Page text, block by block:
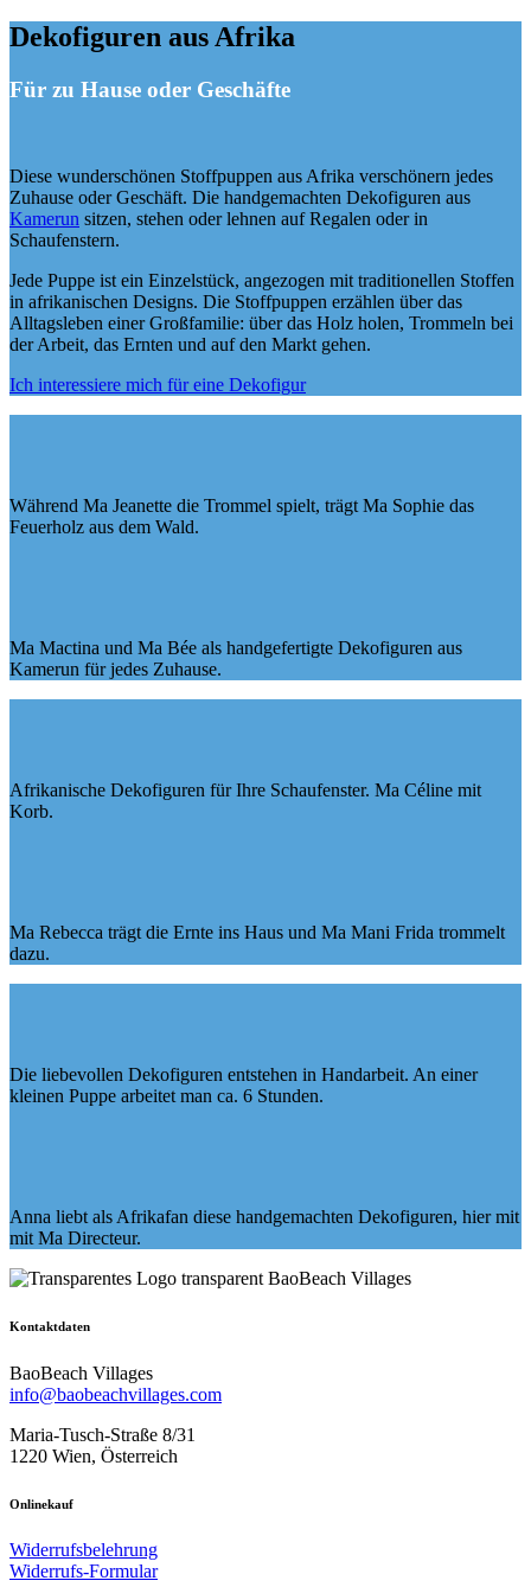
Dekofiguren aus Afrika
Für zu Hause oder Geschäfte
Diese wunderschönen Stoffpuppen aus Afrika verschönern jedes
Zuhause oder Geschäft. Die handgemachten Dekofiguren aus
Kamerun sitzen, stehen oder lehnen auf Regalen oder in
Schaufenstern.
Jede Puppe ist ein Einzelstück, angezogen mit traditionellen Stoffen
in afrikanischen Designs. Die Stoffpuppen erzählen über das
Alltagsleben einer Großfamilie: über das Holz holen, Trommeln bei
der Arbeit, das Ernten und auf den Markt gehen.
Ich interessiere mich für eine Dekofigur
Während Ma Jeanette die Trommel spielt, trägt Ma Sophie das
Feuerholz aus dem Wald.
Ma Mactina und Ma Bée als handgefertigte Dekofiguren aus
Kamerun für jedes Zuhause.
Afrikanische Dekofiguren für Ihre Schaufenster. Ma Céline mit
Korb.
Ma Rebecca trägt die Ernte ins Haus und Ma Mani Frida trommelt
dazu.
Die liebevollen Dekofiguren entstehen in Handarbeit. An einer
kleinen Puppe arbeitet man ca. 6 Stunden.
Anna liebt als Afrikafan diese handgemachten Dekofiguren, hier mit
mit Ma Directeur.
Kontaktdaten
BaoBeach Villages
info@baobeachvillages.com
Maria-Tusch-Straße 8/31
1220 Wien, Österreich
Onlinekauf
Widerrufsbelehrung
Widerrufs-Formular